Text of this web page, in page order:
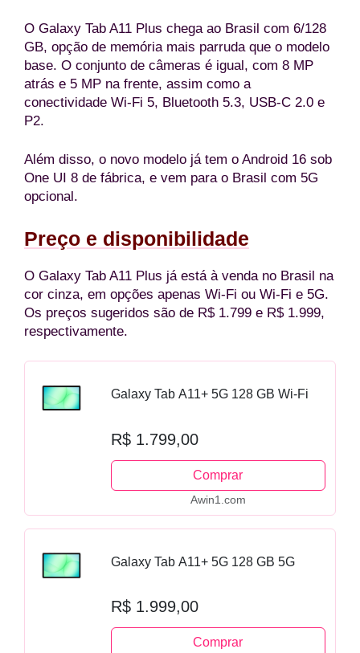
O Galaxy Tab A11 Plus chega ao Brasil com 6/128
GB, opção de memória mais parruda que o modelo
base. O conjunto de câmeras é igual, com 8 MP
atrás e 5 MP na frente, assim como a
conectividade Wi-Fi 5, Bluetooth 5.3, USB-C 2.0 e
P2.
Além disso, o novo modelo já tem o Android 16 sob
One UI 8 de fábrica, e vem para o Brasil com 5G
opcional.
Preço e disponibilidade
O Galaxy Tab A11 Plus já está à venda no Brasil na
cor cinza, em opções apenas Wi-Fi ou Wi-Fi e 5G.
Os preços sugeridos são de R$ 1.799 e R$ 1.999,
respectivamente.
Galaxy Tab A11+ 5G 128 GB Wi-Fi
R$ 1.799,00
Comprar
Awin1.com
Galaxy Tab A11+ 5G 128 GB 5G
R$ 1.999,00
Comprar